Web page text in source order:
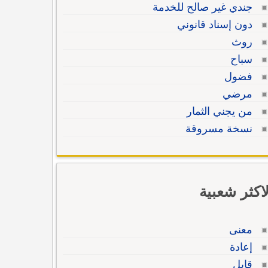
جندي غير صالح للخدمة
دون إسناد قانوني
روث
سباح
فضول
مرضي
من يجني الثمار
نسخة مسروقة
شعبية
معنى
إعادة
قابل